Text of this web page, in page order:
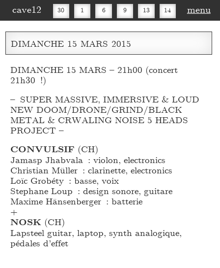
cave12 30 1 6 9 13 14
16 20 27 30
menu
DIMANCHE 15 MARS 2015
DIMANCHE 15 MARS – 21h00 (concert
21h30 !)
– SUPER MASSIVE, IMMERSIVE & LOUD
NEW DOOM/DRONE/GRIND/BLACK
METAL & CRWALING NOISE 5 HEADS
PROJECT –
CONVULSIF (CH)
Jamasp Jhabvala : violon, electronics
Christian Müller : clarinette, electronics
Loïc Grobéty : basse, voix
Stephane Loup : design sonore, guitare
Maxime Hänsenberger : batterie
+
NOSK (CH)
Lapsteel guitar, laptop, synth analogique,
pédales d’effet